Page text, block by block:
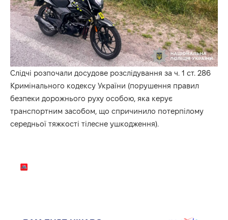
Слідчі розпочали досудове розслідування за ч. 1 ст. 286
Кримінального кодексу України (порушення правил
безпеки дорожнього руху особою, яка керує
транспортним засобом, що спричинило потерпілому
середньої тяжкості тілесне ушкодження).